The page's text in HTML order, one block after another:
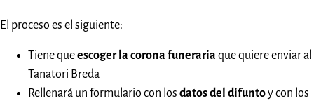
El proceso es el siguiente:
Tiene queescoger la corona funerariaque quiere enviar al
Tanatori Breda
Rellenará un formulario con los datos del difuntoy con los